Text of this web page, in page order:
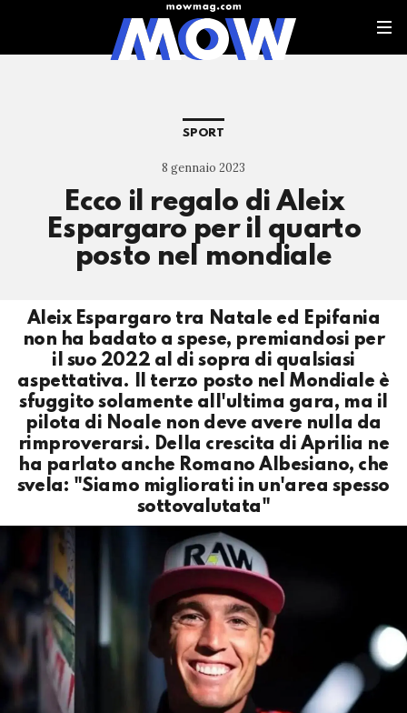
SPORT
8 gennaio 2023
Ecco il regalo di Aleix
Espargaro per il quarto
posto nel mondiale
Aleix Espargaro tra Natale ed Epifania
non ha badato a spese, premiandosi per
il suo 2022 al di sopra di qualsiasi
aspettativa. Il terzo posto nel Mondiale è
sfuggito solamente all'ultima gara, ma il
pilota di Noale non deve avere nulla da
rimproverarsi. Della crescita di Aprilia ne
ha parlato anche Romano Albesiano, che
svela: "Siamo migliorati in un'area spesso
sottovalutata"